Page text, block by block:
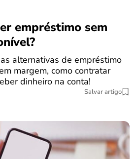
empréstimo sem
alternativas de empréstimo
margem, como contratar
dinheiro na conta!
Salvar artigo